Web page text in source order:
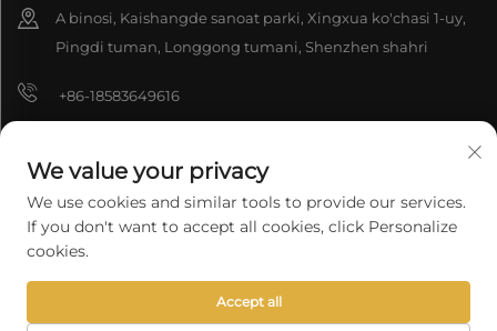
A binosi, Kaishangde sanoat parki, Xingxua ko'chasi 1-uy,
Pingdi tuman, Longgong tumani, Shenzhen shahri
+86-18583649616
8618165761396
Nashr huquqi 2025 Shenzhen Longyuan Texnologiya Kompaniyasi
cheklangan. Barcha huquqlar himoyalangan.
We value your privacy
We use cookies and similar tools to provide our services.
If you don't want to accept all cookies, click Personalize
cookies.
Accept all